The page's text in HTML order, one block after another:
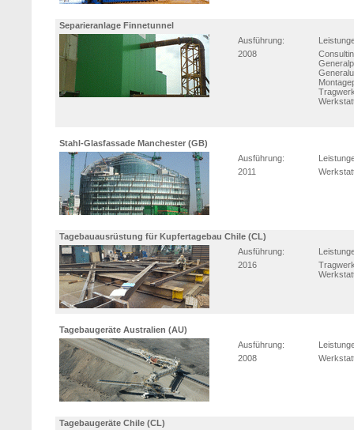
Separieranlage Finnetunnel
Ausführung:
2008
Stahl-Glasfassade Manchester (GB)
Ausführung:
2011
Tagebauausrüstung für Kupfertagebau Chile (CL)
Ausführung:
2016
Tagebaugeräte Australien (AU)
Ausführung:
2008
Tagebaugeräte Chile (CL)